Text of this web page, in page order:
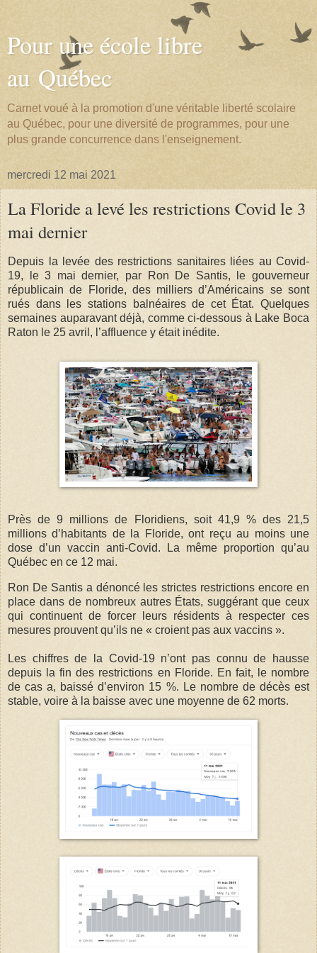
Pour une école libre
au Québec
Carnet voué à la promotion d'une véritable liberté scolaire
au Québec, pour une diversité de programmes, pour une
plus grande concurrence dans l'enseignement.
mercredi 12 mai 2021
La Floride a levé les restrictions Covid le 3
mai dernier
Depuis la levée des restrictions sanitaires liées au Covid-
19, le 3 mai dernier, par Ron De Santis, le gouverneur
républicain de Floride, des milliers d’Américains se sont
rués dans les stations balnéaires de cet État. Quelques
semaines auparavant déjà, comme ci-dessous à Lake Boca
Raton le 25 avril, l’affluence y était inédite.
Près de 9 millions de Floridiens, soit 41,9 % des 21,5
millions d’habitants de la Floride, ont reçu au moins une
dose d’un vaccin anti-Covid. La même proportion qu’au
Québec en ce 12 mai.
Ron De Santis a dénoncé les strictes restrictions encore en
place dans de nombreux autres États, suggérant que ceux
qui continuent de forcer leurs résidents à respecter ces
mesures prouvent qu’ils ne « croient pas aux vaccins ».
Les chiffres de la Covid-19 n’ont pas connu de hausse
depuis la fin des restrictions en Floride. En fait, le nombre
de cas a, baissé d’environ 15 %. Le nombre de décès est
stable, voire à la baisse avec une moyenne de 62 morts.